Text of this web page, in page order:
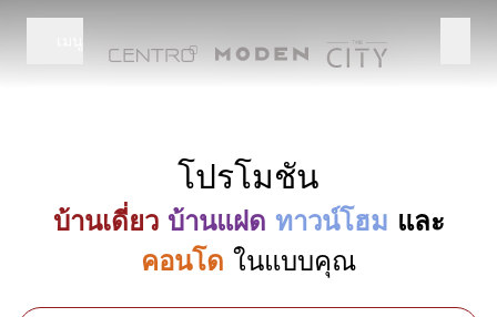
โปรโมชัน
บ้านเดี่ยว บ้านแฝด ทาวน์โฮม และ
คอนโด ในแบบคุณ